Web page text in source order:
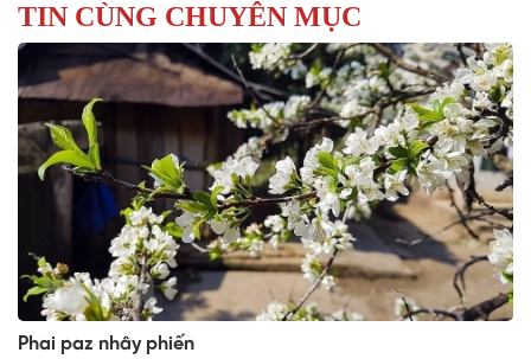
TIN CÙNG CHUYÊN MỤC
Phai paz nhây phiến